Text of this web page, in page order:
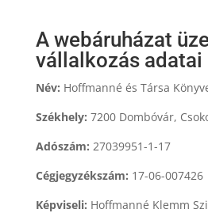
A webáruházat
vállalkozás adatai
Név: Hoffmanné és Társa
Székhely: 7200 Dombóvár,
Adószám: 27039951-1-17
Cégjegyzékszám: 17-06-007426
Képviseli: Hoffmanné Klemm